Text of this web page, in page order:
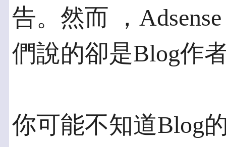
告。然而 ，
們說的卻是Blog作
你可能不知道Blog